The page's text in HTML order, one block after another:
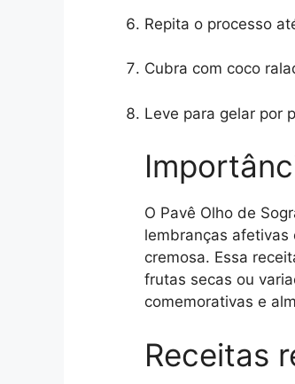
Repita o processo
Cubra com coco
Leve para gelar por
O Pavê Olho de
lembranças afetivas
cremosa. Essa
frutas secas ou
comemorativas e
Receitas